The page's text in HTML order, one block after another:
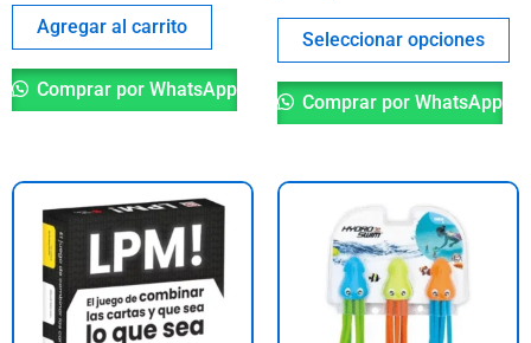
Agregar al carrito
Comprar por WhatsApp
Seleccionar opciones
Comprar por WhatsApp